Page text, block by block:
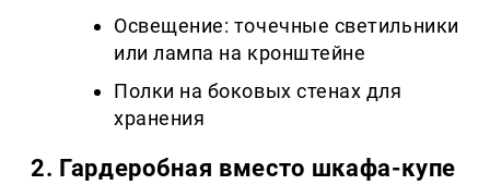
Освещение: точечные светильники
или лампа на кронштейне
Полки на боковых стенах для
хранения
2. Гардеробная вместо шкафа-купе